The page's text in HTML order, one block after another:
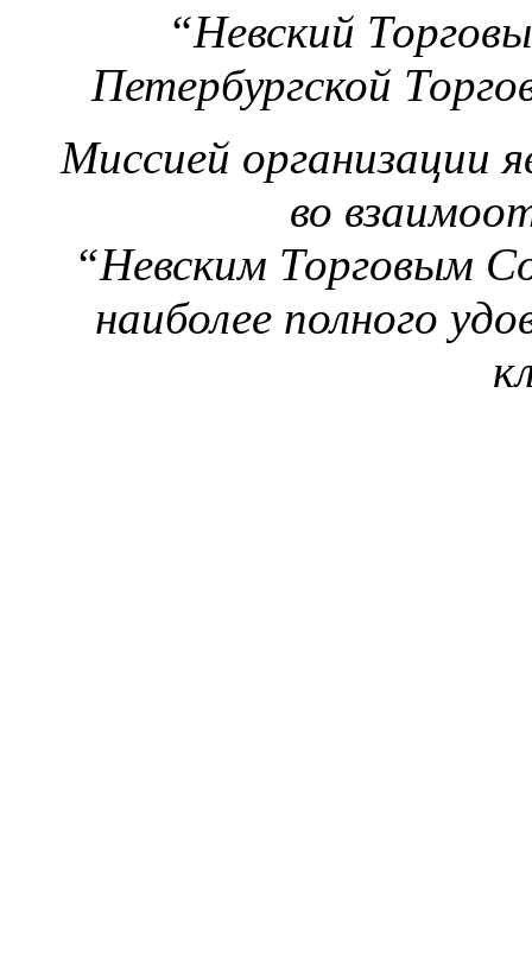
“Невский
Петербургской
Миссией организации
во
“Невским Торговым
наиболее полного